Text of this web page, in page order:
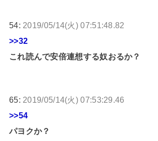
54: 2019/05/14(火) 07:51:48.82
>>32
これ読んで安倍連想する奴おるか？
65: 2019/05/14(火) 07:53:29.46
>>54
パヨクか？